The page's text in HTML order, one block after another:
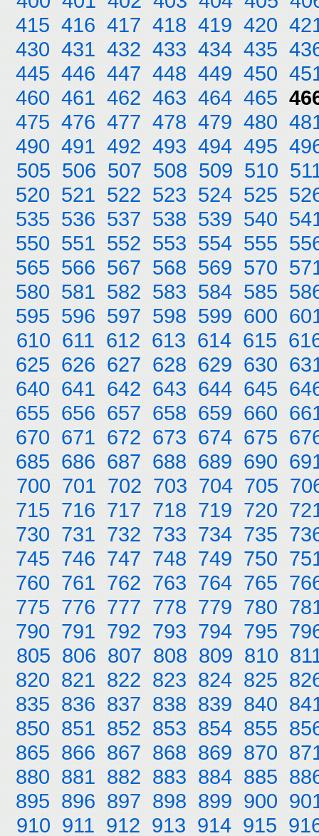
415 416 417 418 419 420
430 431 432 433 434 435
445 446 447 448 449 450
460 461 462 463 464 465
475 476 477 478 479 480
490 491 492 493 494 495
505 506 507 508 509 510
520 521 522 523 524 525
535 536 537 538 539 540
550 551 552 553 554 555
565 566 567 568 569 570
580 581 582 583 584 585
595 596 597 598 599 600
610 611 612 613 614 615
625 626 627 628 629 630
640 641 642 643 644 645
655 656 657 658 659 660
670 671 672 673 674 675
685 686 687 688 689 690
700 701 702 703 704 705
715 716 717 718 719 720
730 731 732 733 734 735
745 746 747 748 749 750
760 761 762 763 764 765
775 776 777 778 779 780
790 791 792 793 794 795
805 806 807 808 809 810
820 821 822 823 824 825
835 836 837 838 839 840
850 851 852 853 854 855
865 866 867 868 869 870
880 881 882 883 884 885
895 896 897 898 899 900
910 911 912 913 914 915